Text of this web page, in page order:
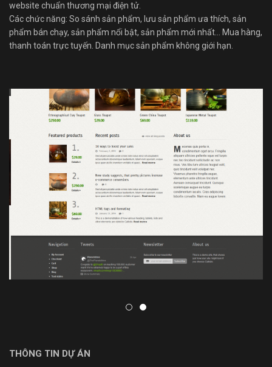
website chuẩn thương mại điện tử.
Các chức năng: So sánh sản phẩm, lưu sản phẩm ưa thích, sản
phẩm bán chạy, sản phẩm nổi bật, sản phẩm mới nhất… Mua hàng,
thanh toán trực tuyến. Danh mục sản phẩm không giới hạn.
THÔNG TIN DỰ ÁN